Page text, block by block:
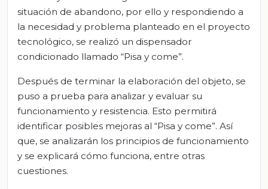
situación de abandono, por ello y respondiendo a
la necesidad y problema planteado en el proyecto
tecnológico, se realizó un dispensador
condicionado llamado “Pisa y come”.
Después de terminar la elaboración del objeto, se
puso a prueba para analizar y evaluar su
funcionamiento y resistencia. Esto permitirá
identificar posibles mejoras al “Pisa y come”. Así
que, se analizarán los principios de funcionamiento
y se explicará cómo funciona, entre otras
cuestiones.